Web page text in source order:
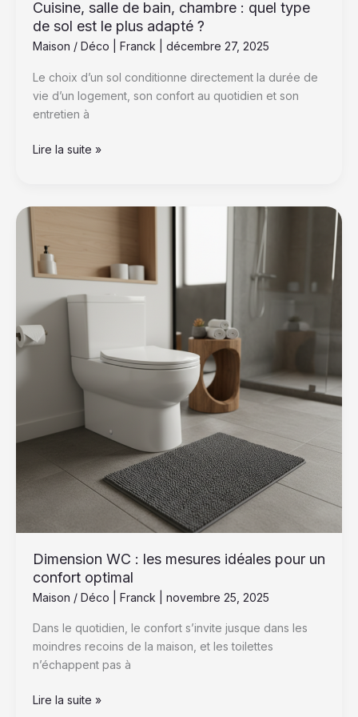
Cuisine, salle de bain, chambre : quel type
de sol est le plus adapté ?
Maison / Déco Franck décembre 27, 2025
Le choix d’un sol conditionne directement la durée de
vie d’un logement, son confort au quotidien et son
entretien à
adapté
?
Lire la suite »
Dimension WC : les mesures idéales pour un
confort optimal
Maison / Déco Franck novembre 25, 2025
Dans le quotidien, le confort s’invite jusque dans les
moindres recoins de la maison, et les toilettes
n’échappent pas à
:
les
idéales
pour
un
Lire la suite »